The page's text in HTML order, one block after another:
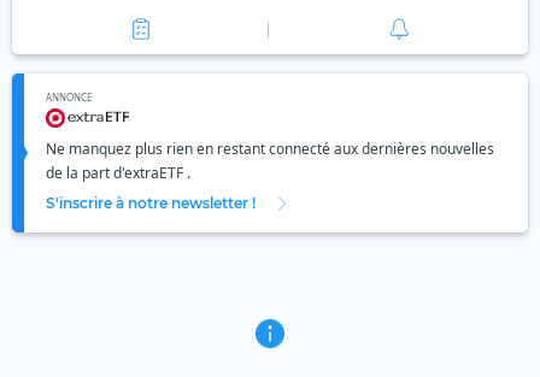
ANNONCE
Ne manquez plus rien en restant connecté aux dernières nouvelles
de la part d'extraETF .
S'inscrire à notre newsletter !